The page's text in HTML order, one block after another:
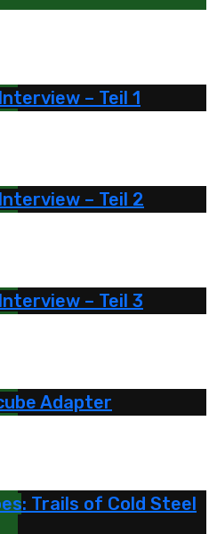
– Teil 1
– Teil 2
– Teil 3
Adapter
Trails of Cold Steel